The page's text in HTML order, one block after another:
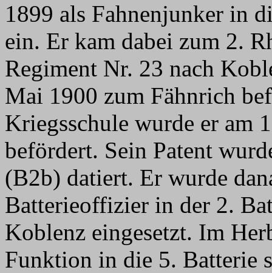
1899 als Fahnenjunker in
ein. Er kam dabei zum 2.
Regiment Nr. 23 nach
Mai 1900 zum Fähnrich
Kriegsschule wurde er am
befördert. Sein Patent
(B2b) datiert. Er wurde
Batterieoffizier in der 2.
Koblenz eingesetzt. Im
Funktion in die 5. Batterie